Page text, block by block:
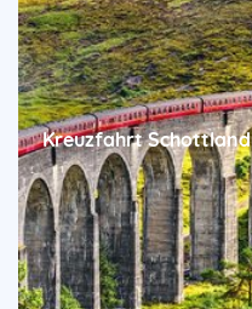
Kreuzfahrt Schottland